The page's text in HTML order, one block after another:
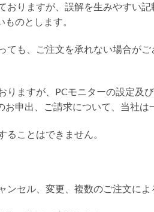
りますが、誤解を生みやすい
のとします。
も、ご注文を承れない場合が
ますが、PCモニターの設定及
申出、ご請求について、当社は
ことはできません。
セル、変更、複数のご注文によ